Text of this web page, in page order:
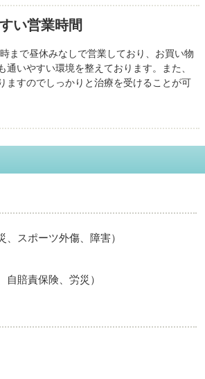
い営業時間
まで昼休みなしで営業しており、お買い物
通いやすい環境を整えております。また、
ますのでしっかりと治療を受けることが可
スポーツ外傷、障害）
賠責保険、労災）